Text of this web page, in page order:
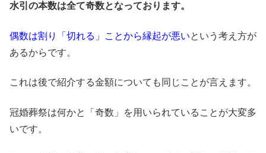
水引の本数は全て奇数となっております。
偶数は割り「切れる」ことから縁起が悪いという考え方が
あるからです。
これは後で紹介する金額についても同じことが言えます。
冠婚葬祭は何かと「奇数」を用いられていることが大変多
いです。